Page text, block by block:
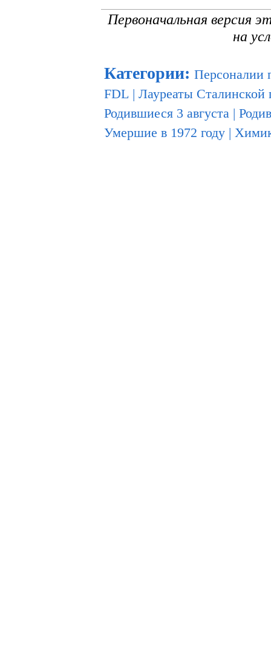
Первоначальная версия
на
Категории: Персоналии
FDL | Лауреаты Сталинской
Родившиеся 3 августа |
Умершие в 1972 году |